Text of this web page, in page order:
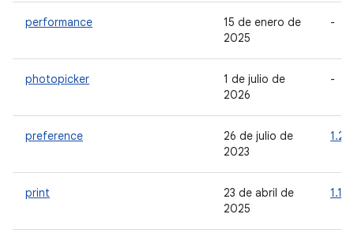
performance
15 de enero de
2025
-
photopicker
1 de julio de
2026
-
preference
26 de julio de
2023
1.2.1
print
23 de abril de
2025
1.1.0